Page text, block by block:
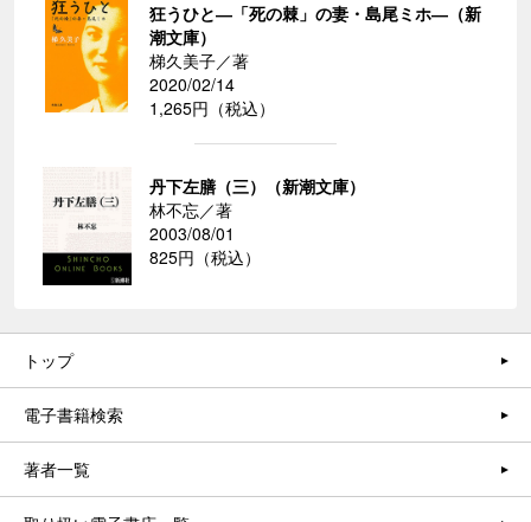
狂うひと―「死の棘」の妻・島尾ミホ―（新
潮文庫）
梯久美子／著
2020/02/14
1,265円（税込）
丹下左膳（三）（新潮文庫）
林不忘／著
2003/08/01
825円（税込）
トップ
電子書籍検索
著者一覧